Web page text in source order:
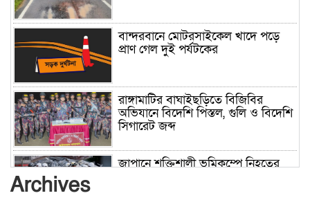
বান্দরবানে মোটরসাইকেল খাদে পড়ে
প্রাণ গেল দুই পর্যটকের
রাঙ্গামাটির বাঘাইছড়িতে বিজিবির
অভিযানে বিদেশি পিস্তল, গুলি ও বিদেশি
সিগারেট জব্দ
জাপানে শক্তিশালী ভূমিকম্পে নিহতের
Archives